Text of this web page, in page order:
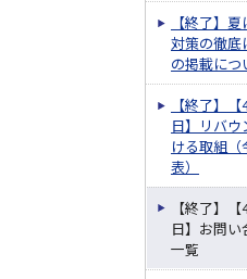
【終了】
対策の徹底
の掲載につ
【終了】
日】リバ
ける取組
表）
【終了】
日】お問
一覧